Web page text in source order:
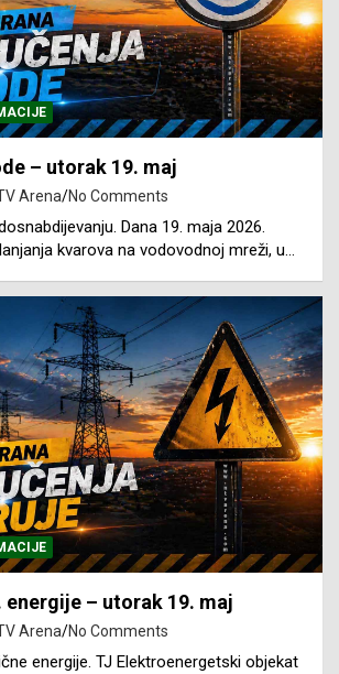
– utorak 19. maj
Arena No Comments
Dana 19. maja 2026.
kvarova na vodovodnoj mreži, u…
energije – utorak 19. maj
Arena No Comments
energije. TJ Elektroenergetski objekat